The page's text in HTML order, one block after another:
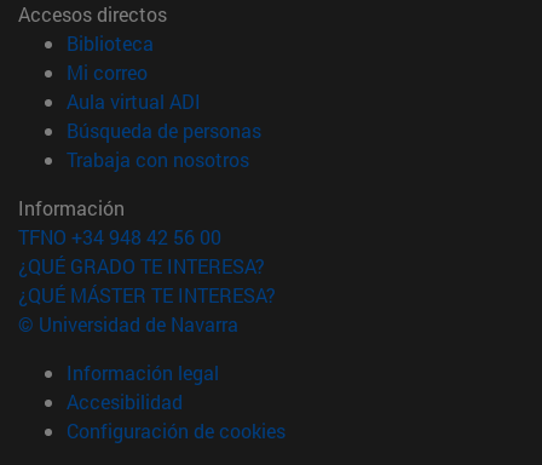
Accesos directos
Biblioteca
Mi correo(abre en nueva ventana)
Aula virtual ADI
Búsqueda de personas(abre en nueva ventana)
Trabaja con nosotros(abre en nueva ventana)
Información
TFNO +34 948 42 56 00
¿QUÉ GRADO TE INTERESA?
¿QUÉ MÁSTER TE INTERESA?
© Universidad de Navarra
Información legal
Accesibilidad
Configuración de cookies